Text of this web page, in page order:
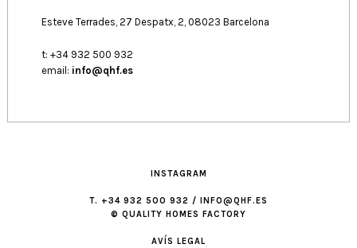
Esteve Terrades, 27 Despatx, 2, 08023 Barcelona
t: +34 932 500 932
email: info@qhf.es
INSTAGRAM
T. +34 932 500 932 / INFO@QHF.ES
© QUALITY HOMES FACTORY
AVÍS LEGAL